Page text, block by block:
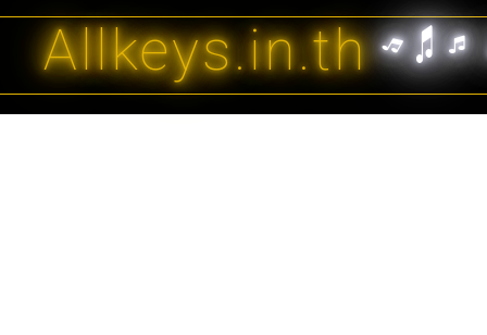
Allkeys.in.th